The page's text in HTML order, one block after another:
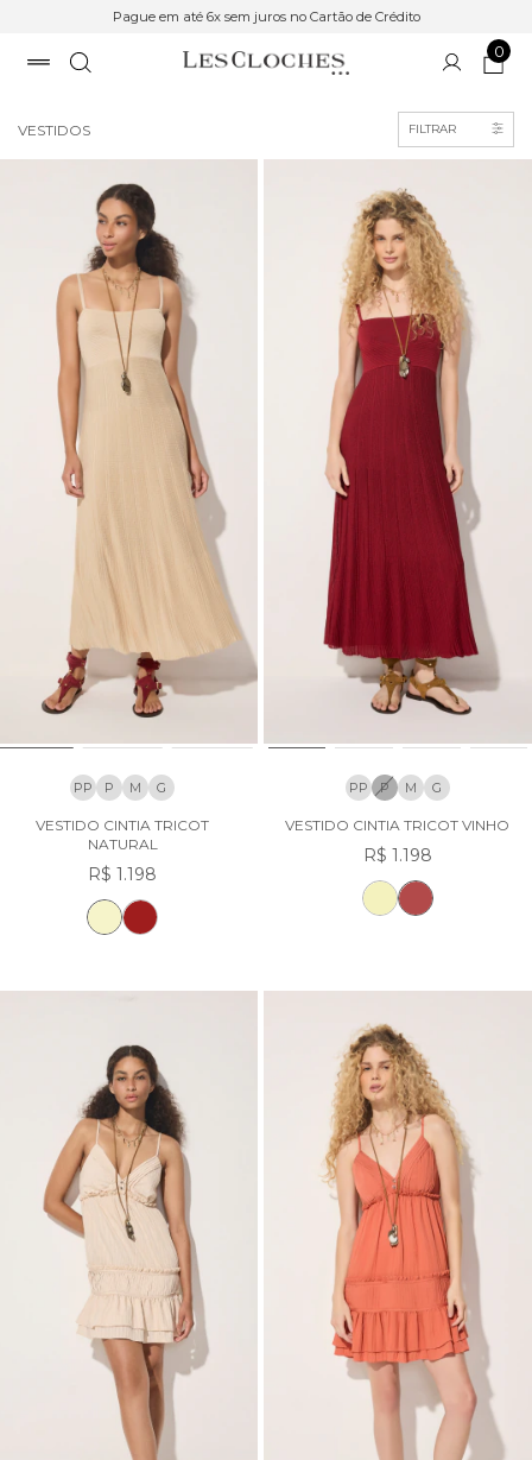
Pague em até 6x sem juros no Cartão de Crédito
0
VESTIDOS FILTRAR
PP P M G
VESTIDO CINTIA TRICOT
NATURAL
R$ 1.198
PP P M G
VESTIDO CINTIA TRICOT VINHO
R$ 1.198